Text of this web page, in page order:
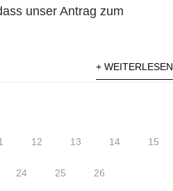
unser Antrag zum
+ WEITERLESEN
12 13 14 15
24 25 26